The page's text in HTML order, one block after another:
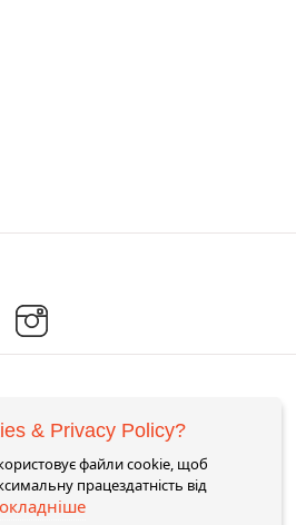
& Privacy Policy?
файли cookie, щоб
працездатність від